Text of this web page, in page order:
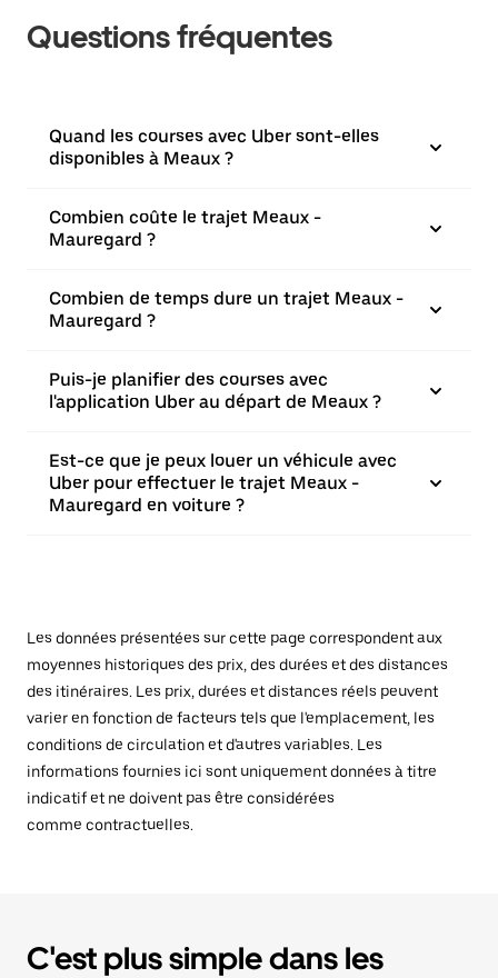
Questions fréquentes
Quand les courses avec Uber sont-elles
disponibles à Meaux ?
Combien coûte le trajet Meaux -
Mauregard ?
Combien de temps dure un trajet Meaux -
Mauregard ?
Puis-je planifier des courses avec
l'application Uber au départ de Meaux ?
Est-ce que je peux louer un véhicule avec
Uber pour effectuer le trajet Meaux -
Mauregard en voiture ?
Les données présentées sur cette page correspondent aux
moyennes historiques des prix, des durées et des distances
des itinéraires. Les prix, durées et distances réels peuvent
varier en fonction de facteurs tels que l'emplacement, les
conditions de circulation et d'autres variables. Les
informations fournies ici sont uniquement données à titre
indicatif et ne doivent pas être considérées
comme contractuelles.
C'est plus simple dans les